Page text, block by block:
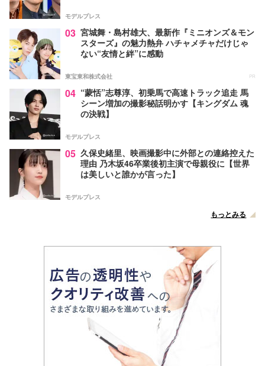
モデルプレス
03 宮城舞・島村雄大、最新作『ミニオンズ＆モン
スターズ』の魅力熱弁 ハチャメチャだけじゃ
ない“友情と絆”に感動
東宝東和株式会社 PR
04 “蒙恬”志尊淳、初乗馬で高速トラック追走 馬
シーン増加の撮影秘話明かす【キングダム 魂
の決戦】
モデルプレス
05 久保史緒里、映画撮影中に外部との連絡控えた
理由 乃木坂46卒業後初主演で母親役に【世界
は美しいと誰かが言った】
モデルプレス
もっとみる